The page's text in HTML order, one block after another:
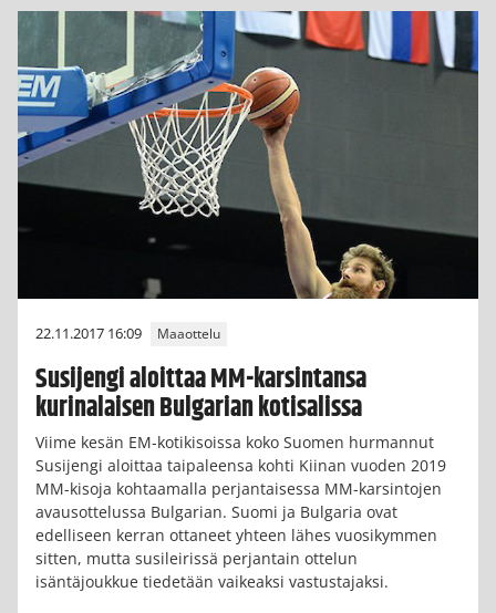
22.11.2017 16:09 Maaottelu
Susijengi aloittaa MM-karsintansa
kurinalaisen Bulgarian kotisalissa
Viime kesän EM-kotikisoissa koko Suomen hurmannut
Susijengi aloittaa taipaleensa kohti Kiinan vuoden 2019
MM-kisoja kohtaamalla perjantaisessa MM-karsintojen
avausottelussa Bulgarian. Suomi ja Bulgaria ovat
edelliseen kerran ottaneet yhteen lähes vuosikymmen
sitten, mutta susileirissä perjantain ottelun
isäntäjoukkue tiedetään vaikeaksi vastustajaksi.